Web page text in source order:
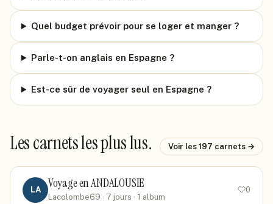
Quel budget prévoir pour se loger et manger ?
Parle-t-on anglais en Espagne ?
Est-ce sûr de voyager seul en Espagne ?
Les carnets les plus lus. Voir les 197 carnets →
LA Voyage en ANDALOUSIE
Lacolombe69 · 7 jours · 1 album
0